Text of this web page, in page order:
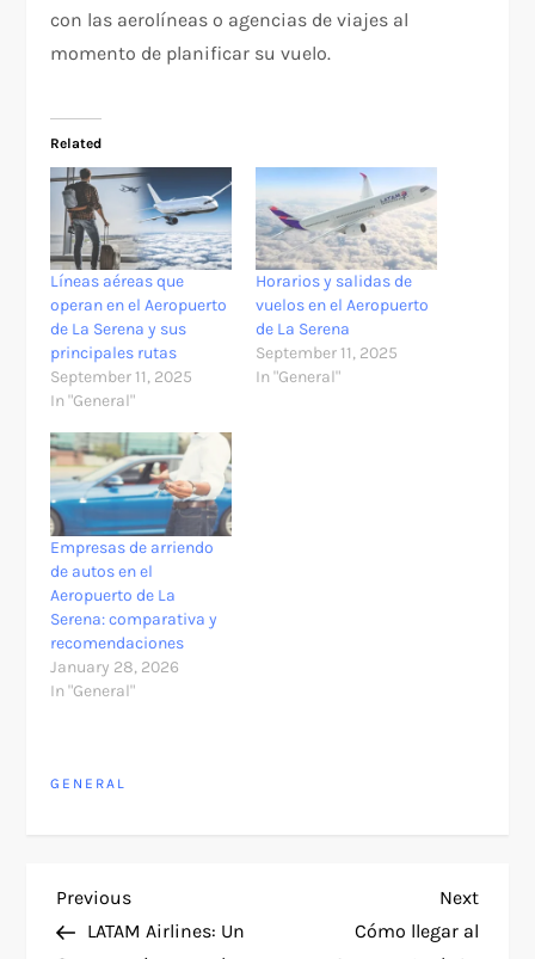
con las aerolíneas o agencias de viajes al
momento de planificar su vuelo.
Related
Líneas aéreas que
operan en el Aeropuerto
de La Serena y sus
principales rutas
September 11, 2025
In "General"
Horarios y salidas de
vuelos en el Aeropuerto
de La Serena
September 11, 2025
In "General"
Empresas de arriendo
de autos en el
Aeropuerto de La
Serena: comparativa y
recomendaciones
January 28, 2026
In "General"
GENERAL
P
Previous
Post
Previous
LATAM Airlines: Un
Next
Post
Next
Cómo llegar al